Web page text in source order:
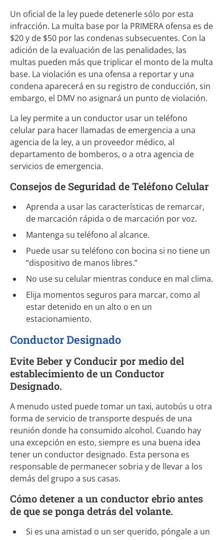
Un oficial de la ley puede detenerle sólo por esta
infracción. La multa base por la PRIMERA ofensa es de
$20 y de $50 por las condenas subsecuentes. Con la
adición de la evaluación de las penalidades, las
multas pueden más que triplicar el monto de la multa
base. La violación es una ofensa a reportar y una
condena aparecerá en su registro de conducción, sin
embargo, el DMV no asignará un punto de violación.
La ley permite a un conductor usar un teléfono
celular para hacer llamadas de emergencia a una
agencia de la ley, a un proveedor médico, al
departamento de bomberos, o a otra agencia de
servicios de emergencia.
Consejos de Seguridad de Teléfono Celular
Aprenda a usar las características de remarcar,
de marcación rápida o de marcación por voz.
Mantenga su teléfono al alcance.
Puede usar su teléfono con bocina si no tiene un
“dispositivo de manos libres.”
No use su celular mientras conduce en mal clima.
Elija momentos seguros para marcar, como al
estar detenido en un alto o en un
estacionamiento.
Conductor Designado
Evite Beber y Conducir por medio del
establecimiento de un Conductor
Designado.
A menudo usted puede tomar un taxi, autobús u otra
forma de servicio de transporte después de una
reunión donde ha consumido alcohol. Cuando hay
una excepción en esto, siempre es una buena idea
tener un conductor designado. Esta persona es
responsable de permanecer sobria y de llevar a los
demás del grupo a sus casas.
Cómo detener a un conductor ebrio antes
de que se ponga detrás del volante.
Si es una amistad o un ser querido, póngale a un